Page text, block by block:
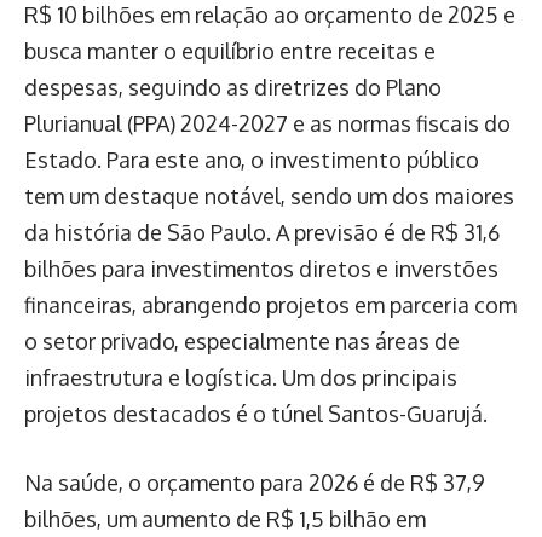
R$ 10 bilhões em relação ao orçamento de 2025 e
busca manter o equilíbrio entre receitas e
despesas, seguindo as diretrizes do Plano
Plurianual (PPA) 2024-2027 e as normas fiscais do
Estado. Para este ano, o investimento público
tem um destaque notável, sendo um dos maiores
da história de São Paulo. A previsão é de R$ 31,6
bilhões para investimentos diretos e inverstões
financeiras, abrangendo projetos em parceria com
o setor privado, especialmente nas áreas de
infraestrutura e logística. Um dos principais
projetos destacados é o túnel Santos-Guarujá.
Na saúde, o orçamento para 2026 é de R$ 37,9
bilhões, um aumento de R$ 1,5 bilhão em